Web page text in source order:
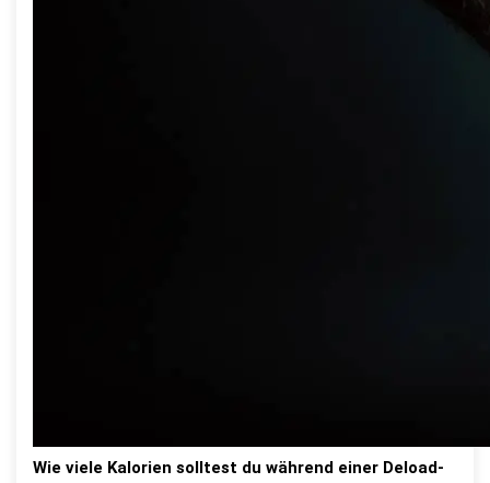
Wie viele Kalorien solltest du während einer Deload-